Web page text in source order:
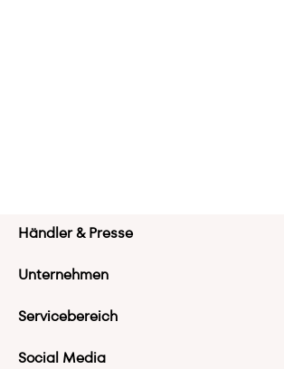
Händler & Presse
Unternehmen
Servicebereich
Social Media